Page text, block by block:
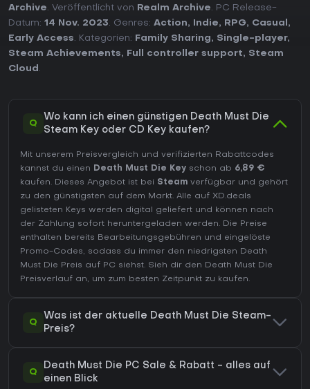
Archive. Veröffentlicht von Realm Archive. PC Release-
Datum: 14 Nov. 2023. Genres: Action, Indie, RPG, Casual ,
Early Access. Kategorien: Family Sharing, Single-player,
Steam Achievements, Full controller support, Steam
Cloud .
Q
Wo kann ich einen günstigen Death Must Die
Steam Key oder CD Key kaufen?
Mit unserem Preisvergleich und verifizierten Rabattcodes
kannst du einen Death Must Die Key schon ab 6,89 €
kaufen. Dieses Angebot ist bei Steam verfügbar und gehört
zu den günstigsten auf dem Markt. Alle auf XD.deals
gelisteten Keys werden digital geliefert und können nach
der Zahlung sofort heruntergeladen werden. Die Preise
enthalten bereits Bearbeitungsgebühren und eingelöste
Promo-Codes, sodass du immer den niedrigsten Death
Must Die Preis auf PC siehst. Sieh dir den Death Must Die
Preisverlauf an, um zum besten Zeitpunkt zu kaufen.
Q
Was ist der aktuelle Death Must Die Steam-
Preis?
Q
Death Must Die PC Sale & Rabatt - alles auf
einen Blick